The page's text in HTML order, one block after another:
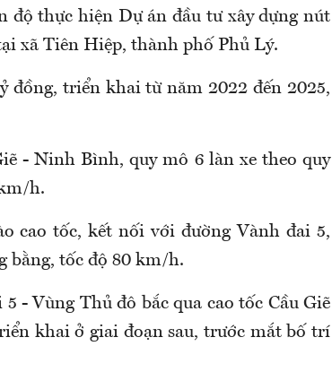
độ thực hiện Dự án đầu tư xây dựng nút
xã Tiên Hiệp, thành phố Phủ Lý.
đồng, triển khai từ năm 2022 đến 2025,
- Ninh Bình, quy mô 6 làn xe theo quy
h.
cao tốc, kết nối với đường Vành đai 5,
bằng, tốc độ 80 km/h.
- Vùng Thủ đô bắc qua cao tốc Cầu Giẽ
khai ở giai đoạn sau, trước mắt bố trí